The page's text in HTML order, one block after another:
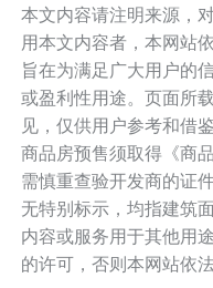
本文内容请注明来源，
用本文内容者，本网站
旨在为满足广大用户的
或盈利性用途。页面所
见，仅供用户参考和借
商品房预售须取得《商
需慎重查验开发商的证
无特别标示，均指建筑
内容或服务用于其他用
的许可，否则本网站依